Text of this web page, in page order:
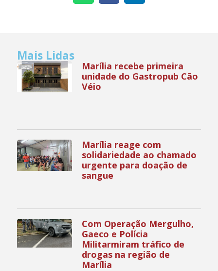
Mais Lidas
Marília recebe primeira
unidade do Gastropub Cão
Véio
Marília reage com
solidariedade ao chamado
urgente para doação de
sangue
Com Operação Mergulho,
Gaeco e Polícia
Militarmiram tráfico de
drogas na região de
Marília